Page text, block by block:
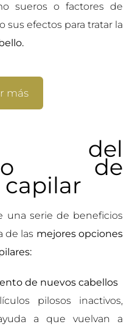
sueros o factores de
efectos para tratar la
más
del
de
una serie de beneficios
de las mejores opciones
de nuevos cabellos
pilosos inactivos,
a que vuelvan a